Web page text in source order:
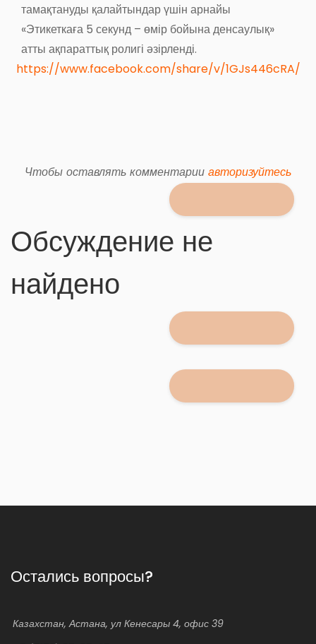
тамақтануды қалайтындар үшін арнайы
«Этикеткаға 5 секунд – өмір бойына денсаулық»
атты ақпараттық ролигі әзірленді.
https://www.facebook.com/share/v/1GJs446cRA/
Чтобы оставлять комментарии авторизуйтесь
Обсуждение не
найдено
Остались вопросы?
Казахстан, Астана, ул Кенесары 4, офис 39